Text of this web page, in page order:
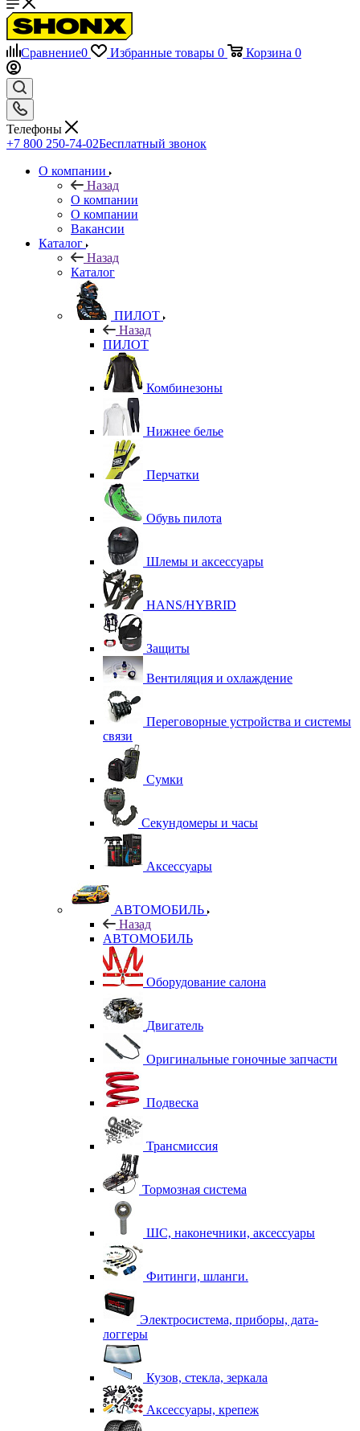
Сравнение0 Избранные товары 0 Корзина 0
Телефоны
+7 800 250-74-02Бесплатный звонок
О компании
Назад
О компании
О компании
Вакансии
Каталог
Назад
Каталог
ПИЛОТ
Назад
ПИЛОТ
Комбинезоны
Нижнее белье
Перчатки
Обувь пилота
Шлемы и аксессуары
HANS/HYBRID
Защиты
Вентиляция и охлаждение
Переговорные устройства и системы
связи
Сумки
Секундомеры и часы
Аксессуары
АВТОМОБИЛЬ
Назад
АВТОМОБИЛЬ
Оборудование салона
Двигатель
Оригинальные гоночные запчасти
Подвеска
Трансмиссия
Тормозная система
ШС, наконечники, аксессуары
Фитинги, шланги.
Электросистема, приборы, дата-
логгеры
Кузов, стекла, зеркала
Аксессуары, крепеж